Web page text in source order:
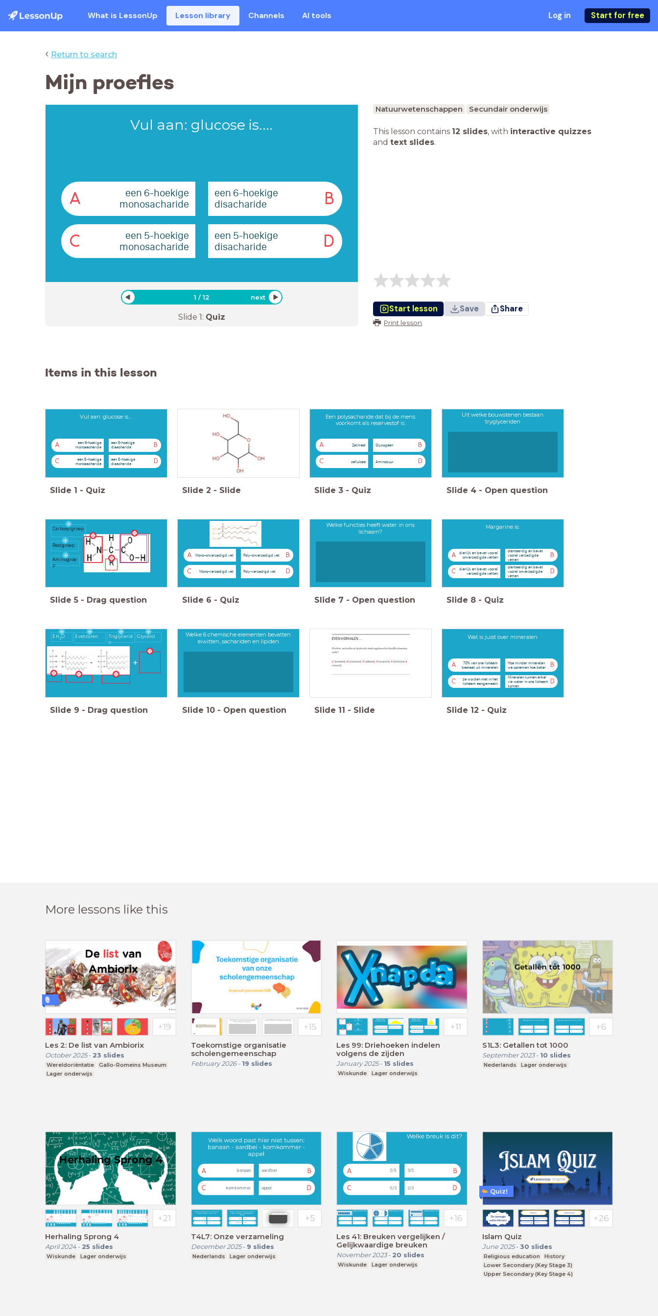
What is LessonUp Lesson library Channels AI tools Log in Start for free
‹ Return to search
Mijn proefles
Vul aan: glucose is....
A
een 6-hoekige
monosacharide
B
een 6-hoekige
disacharide
C
een 5-hoekige
monosacharide
D
een 5-hoekige
disacharide
1 /12 next
Slide 1: Quiz
Natuurwetenschappen Secundair onderwijs
This lesson contains 12 slides, with interactive quizzes
and text slides.
Start lesson Save Share
Print lesson
Items in this lesson
Vul aan: glucose is....
A
een 6-hoekige
monosacharide
B
een 6-hoekige
disacharide
C
een 5-hoekige
monosacharide
D
een 5-hoekige
disacharide
Slide 1 - Quiz Slide 2 - Slide
Een polysacharide dat bij de mens
voorkomt als reservestof is:
A Zetmeel B
Glycogeen
C cellulose D
Aminozuur
Slide 3 - Quiz
Uit welke bouwstenen bestaan
tryglyceriden
Slide 4 - Open question
Carboxylgroep
Restgroep
Aminogroe
p
Slide 5 - Drag question
A Mono-onverzadigd vet B
Poly-onverzadigd vet
C Mono-verzadigd vet D
Poly-verzadigd vet
Slide 6 - Quiz
Welke functies heeft water in ons
lichaam?
Slide 7 - Open question
Margarine is:
A
dierlijk en bevat vooral
onverzadigde vetten
B
plantaardig en bevat
vooral verzadigde
vetten
C
dierlijk en bevat vooral
verzadigde vetten
D
plantaardig en bevat
vooral onverzadigde
vetten
Slide 8 - Quiz
+
3 H2O 3 vetzuren
Triglycerid
e
Glycerol
Slide 9 - Drag question
Welke 6 chemische elementen bevatten
eiwitten, sachariden en lipiden
Slide 10 - Open question Slide 11 - Slide
Wat is juist over mineralen
A
70% van ons lichaam
bestaat uit mineralen
B
Hoe minder mineralen
we opnemen hoe beter
C
ze worden niet in het
lichaam aangemaakt
D
Mineralen kunnen enkel
via water in ons lichaam
komen
Slide 12 - Quiz
More lessons like this
Les 2: De list van Ambiorix
October 2025- 23 slides
Wereldoriëntatie
Gallo-Romeins Museum
Lager onderwijs
Toekomstige organisatie
scholengemeenschap
February 2026- 19 slides
Les 99: Driehoeken indelen
volgens de zijden
January 2025- 15 slides
Wiskunde Lager onderwijs
S1L3: Getallen tot 1000
September 2023- 10 slides
Nederlands Lager onderwijs
Herhaling Sprong 4
April 2024- 25 slides
Wiskunde Lager onderwijs
T4L7: Onze verzameling
December 2025- 9 slides
Nederlands Lager onderwijs
Les 41: Breuken vergelijken /
Gelijkwaardige breuken
November 2023- 20 slides
Wiskunde Lager onderwijs
Islam Quiz
June 2025- 30 slides
Religious education
History
Lower Secondary (Key Stage 3)
Upper Secondary (Key Stage 4)
Quiz!